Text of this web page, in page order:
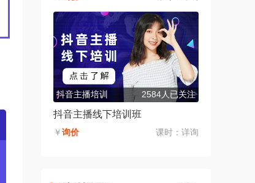
抖音主播培训 2584人已关注
抖音主播线下培训班
￥询价 课时： 详询